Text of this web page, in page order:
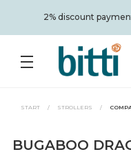
2% discount
START / STROLLERS /
BUGABOO